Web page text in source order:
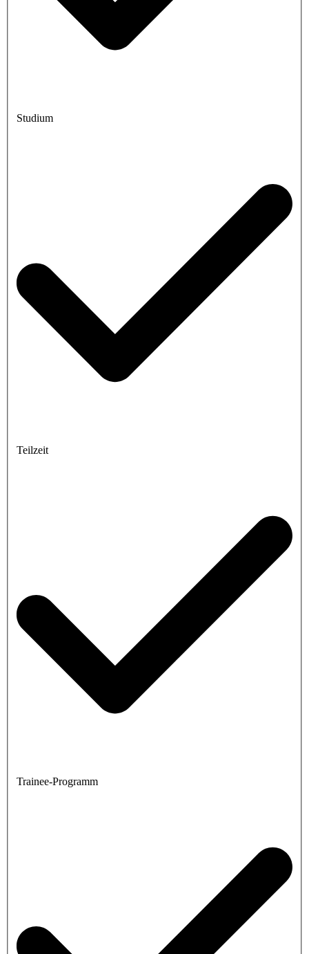
Studium
Teilzeit
Trainee-Programm